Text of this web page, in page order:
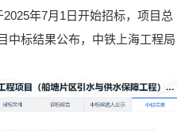
年7月1日开始招标，项目总
中标结果公布，中铁上海工程局